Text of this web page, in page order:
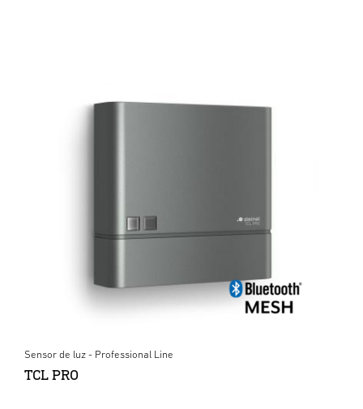
Sensor de luz - Professional Line
TCL PRO